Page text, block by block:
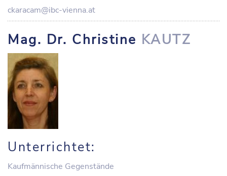
ckaracam@ibc-vienna.at
Mag. Dr. Christine KAUTZ
Unterrichtet:
Kaufmännische Gegenstände